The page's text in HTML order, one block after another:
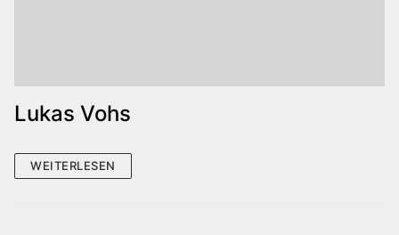
Lukas Vohs
WEITERLESEN